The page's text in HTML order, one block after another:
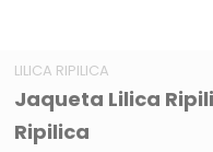
LILICA RIPILICA
Jaqueta Lilica
Ripilica